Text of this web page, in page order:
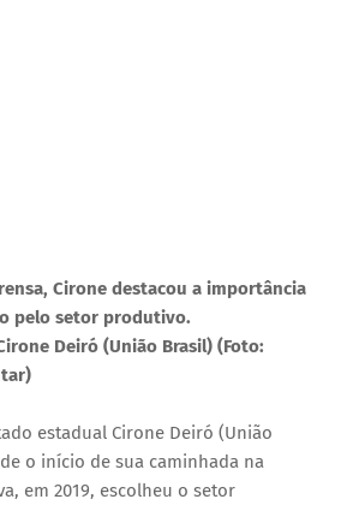
Cirone destacou a importância
pelo setor produtivo.
Deiró (União Brasil) (Foto:
estadual Cirone Deiró (União
o início de sua caminhada na
em 2019, escolheu o setor